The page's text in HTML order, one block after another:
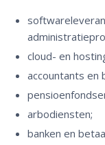
cloud- en
accountants en
arbodiensten;
banken en